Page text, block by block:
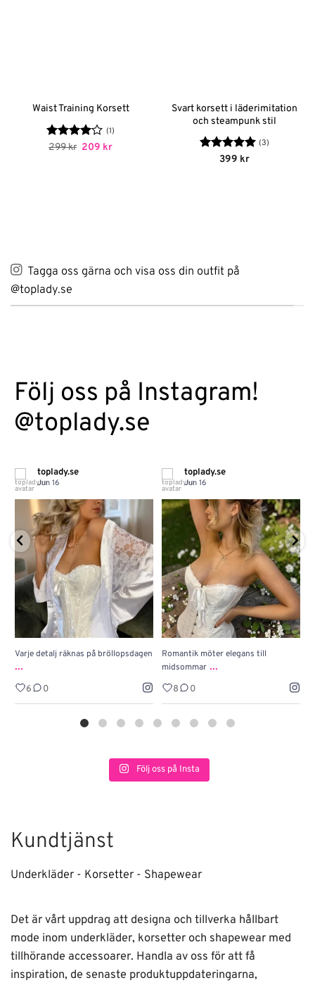
Waist Training Korsett
Betygsatt
(1)
299kr Det
209 krDet
Svart korsett i läderimitation
och steampunk stil
Betygsatt5
(3)
399 kr
Tagga oss gärna och visa oss din outfit på
@toplady.se
Följ oss på Instagram!
@toplady.se
toplady.se
Jun 16
Varje detalj räknas på bröllopsdagen
...
6 0
toplady.se
Jun 16
Romantik möter elegans till
midsommar ...
8 0
Följ oss på Insta
Kundtjänst
Underkläder - Korsetter - Shapewear
Det är vårt uppdrag att designa och tillverka hållbart
mode inom underkläder, korsetter och shapewear med
tillhörande accessoarer. Handla av oss för att få
inspiration, de senaste produktuppdateringarna,